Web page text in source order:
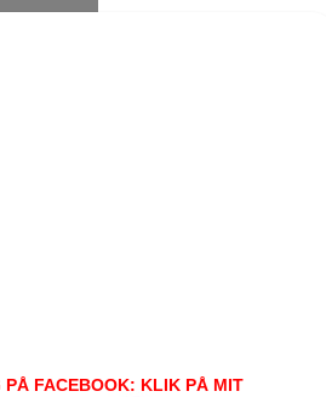
PÅ FACEBOOK: KLIK PÅ MIT